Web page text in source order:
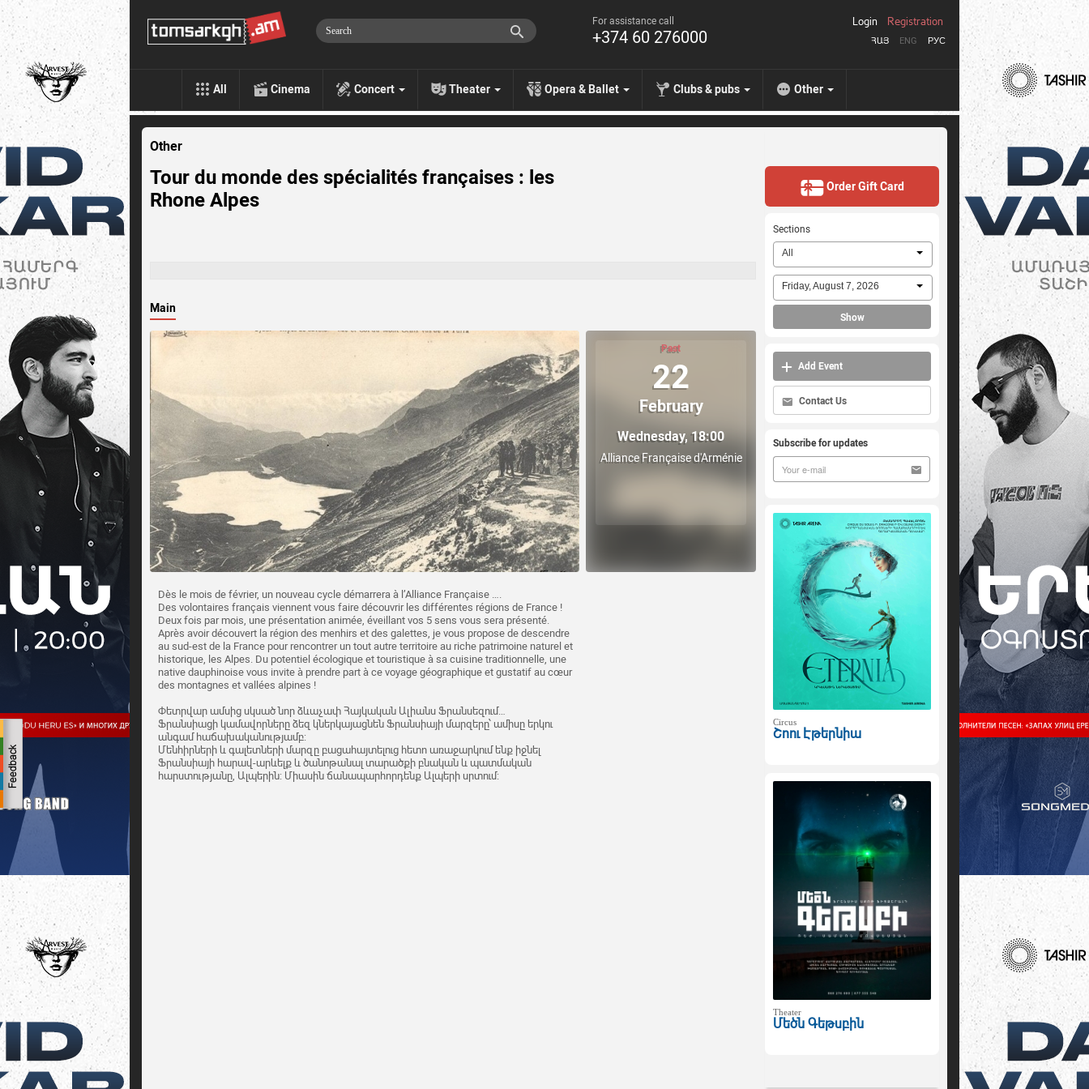
For assistance call
+374 60 276000 ՀԱՅ ENG РУС
Login Registration
All Cinema Concert Theater Opera & Ballet Clubs & pubs Other
Other
Tour du monde des spécialités françaises : les
Rhone Alpes
Main
Past
22
February
Wednesday, 18:00
Alliance Française d'Arménie
Dès le mois de février, un nouveau cycle démarrera à l’Alliance Française ….
Des volontaires français viennent vous faire découvrir les différentes régions de France !
Deux fois par mois, une présentation animée, éveillant vos 5 sens vous sera présenté.
Après avoir découvert la région des menhirs et des galettes, je vous propose de descendre
au sud-est de la France pour rencontrer un tout autre territoire au riche patrimoine naturel et
historique, les Alpes. Du potentiel écologique et touristique à sa cuisine traditionnelle, une
native dauphinoise vous invite à prendre part à ce voyage géographique et gustatif au cœur
des montagnes et vallées alpines !
Փետրվար ամսից սկսած նոր ձևաչափ Հայկական Ալիանս Ֆրանսեզում…
Ֆրանսիացի կամավորները ձեզ կներկայացնեն Ֆրանսիայի մարզերը՝ ամիսը երկու
անգամ հաճախականությամբ:
Մենհիրների և գալետների մարզը բացահայտելուց հետո առաջարկում ենք իջնել
Ֆրանսիայի հարավ-արևելք և ծանոթանալ տարածքի բնական և պատմական
հարստությանը, Ալպերին: Միասին ճանապարհորդենք Ալպերի սրտում:
Order Gift Card
Sections
All
Friday, August 7, 2026
Show
Add Event
Contact Us
Subscribe for updates
Circus
Շոու Էթերնիա
Theater
Մեծն Գեթսբին